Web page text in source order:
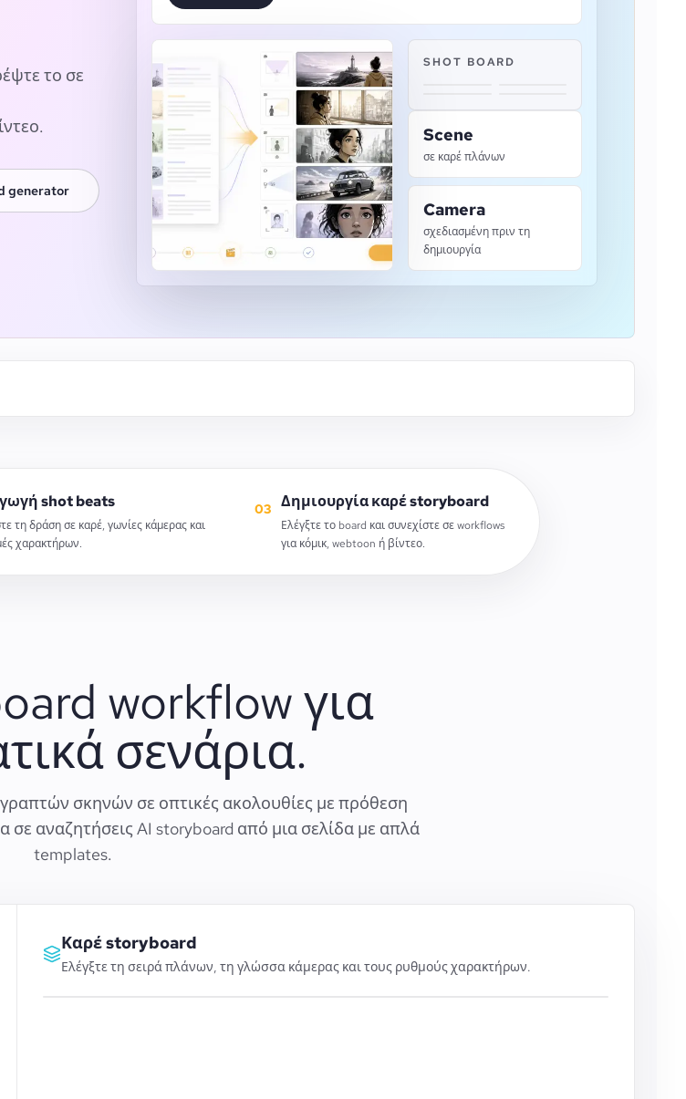
το σε
generator
SHOT BOARD
Scene
σε καρέ πλάνων
Camera
σχεδιασμένη πριν τη
δημιουργία
shot beats
τη δράση σε καρέ, γωνίες κάμερας και
χαρακτήρων.
03 Δημιουργία καρέ storyboard
Ελέγξτε το board και συνεχίστε σε workflows
για κόμικ, webtoon ή βίντεο.
workflow για
σενάρια.
σκηνών σε οπτικές ακολουθίες με πρόθεση
σε αναζητήσεις AI storyboard από μια σελίδα με απλά
templates.
Καρέ storyboard
Ελέγξτε τη σειρά πλάνων, τη γλώσσα κάμερας και τους ρυθμούς χαρακτήρων.